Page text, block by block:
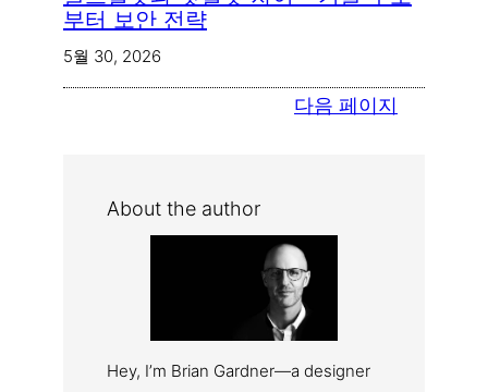
부터 보안 전략
5월 30, 2026
다음 페이지
About the author
Hey, I’m Brian Gardner—a designer